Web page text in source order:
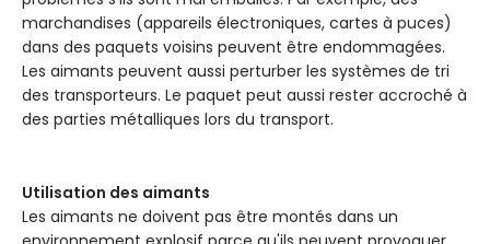
marchandises (appareils électroniques, cartes à puces)
dans des paquets voisins peuvent être endommagées.
Les aimants peuvent aussi perturber les systèmes de tri
des transporteurs. Le paquet peut aussi rester accroché à
des parties métalliques lors du transport.
Utilisation des aimants
Les aimants ne doivent pas être montés dans un